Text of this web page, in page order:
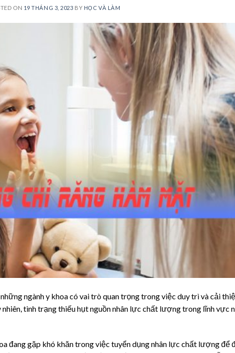
ON 19 THÁNG 3, 2023 BY HỌC VÀ LÀM
ngành y khoa có vai trò quan trọng trong việc duy trì và cải
tình trạng thiếu hụt nguồn nhân lực chất lượng trong lĩnh vực
đang gặp khó khăn trong việc tuyển dụng nhân lực chất lượng để